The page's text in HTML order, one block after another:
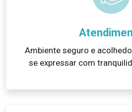
Ambiente seguro e
se expressar com